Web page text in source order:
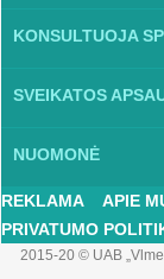
KONSULTUOJA
SVEIKATOS
NUOMONĖ
REKLAMA APIE
PRIVATUMO
2015-20 © UAB